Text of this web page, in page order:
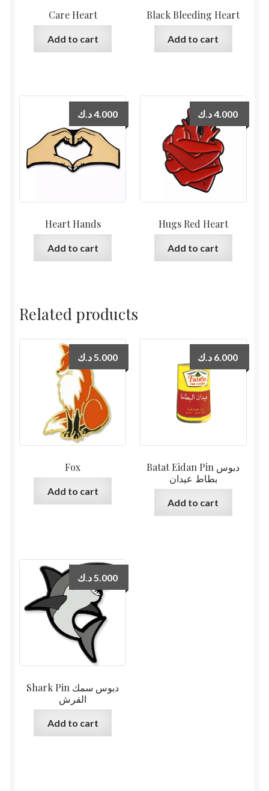
Care Heart
Add to cart
Black Bleeding Heart
Add to cart
Heart Hands
4.000د.ك
Add to cart
Hugs Red Heart
4.000د.ك
Add to cart
Related products
Fox
5.000د.ك
Add to cart
Batat Eidan Pin دبوس
بطاط عيدان
6.000 د.ك
Add to cart
Shark Pin دبوس سمك
القرش
5.000د.ك
Add to cart